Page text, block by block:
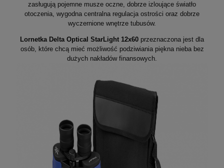
zasługują pojemne musze oczne, dobrze izloujące światło
otoczenia, wygodna centralna regulacja ostrości oraz dobrze
wyczernione wnętrze tubusów.
Lornetka Delta Optical StarLight 12x60 przeznaczona jest dla
osób, które chcą mieć możliwość podziwiania piękna nieba bez
dużych nakładów finansowych.